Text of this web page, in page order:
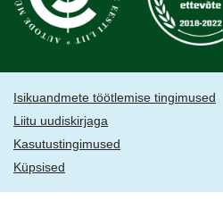
Isikuandmete töötlemise tingimused
Liitu uudiskirjaga
Kasutustingimused
Küpsised